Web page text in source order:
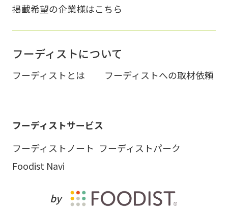
掲載希望の企業様はこちら
フーディストについて
フーディストとは フーディストへの取材依頼
フーディストサービス
フーディストノート フーディストパーク
Foodist Navi
by